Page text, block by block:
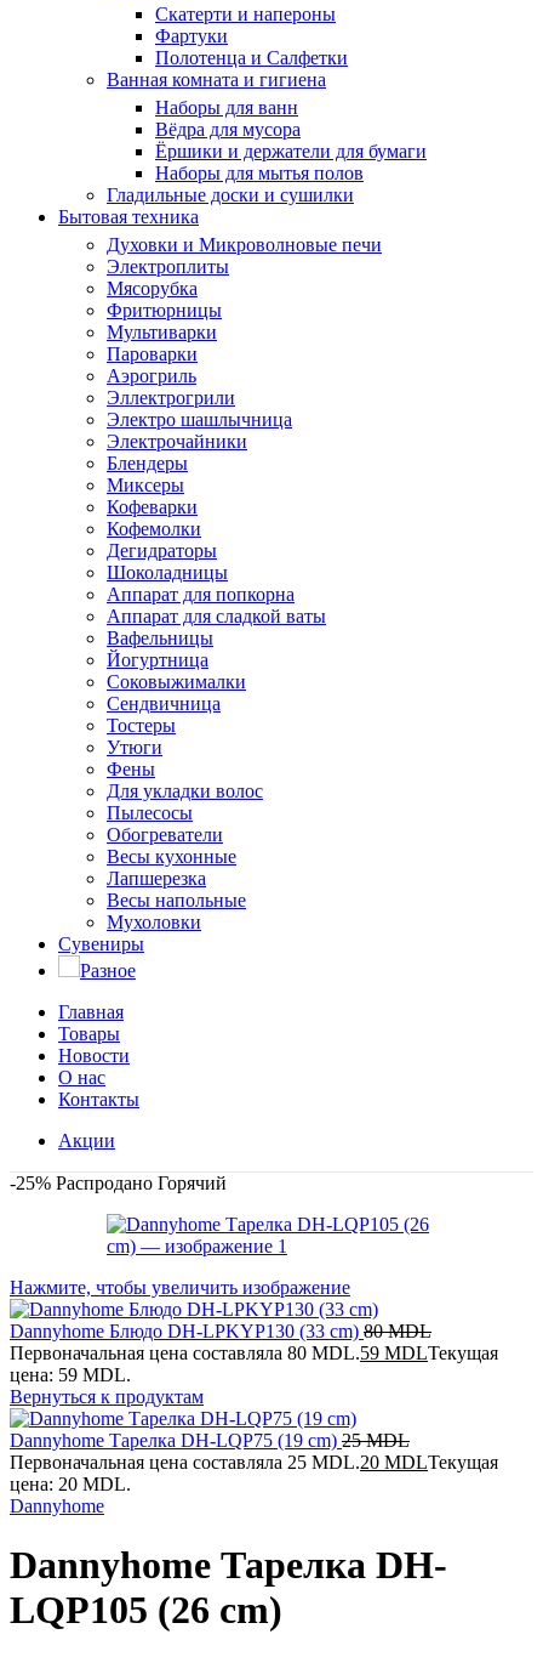
Скатерти и напероны
Фартуки
Полотенца и Салфетки
Ванная комната и гигиена
Наборы для ванн
Вёдра для мусора
Ёршики и держатели для бумаги
Наборы для мытья полов
Гладильные доски и сушилки
Бытовая техника
Духовки и Микроволновые печи
Электроплиты
Мясорубка
Фритюрницы
Мультиварки
Пароварки
Аэрогриль
Эллектрогрили
Электро шашлычница
Электрочайники
Блендеры
Миксеры
Кофеварки
Кофемолки
Дегидраторы
Шоколадницы
Аппарат для попкорна
Аппарат для сладкой ваты
Вафельницы
Йогуртница
Соковыжималки
Сендвичница
Тостеры
Утюги
Фены
Для укладки волос
Пылесосы
Обогреватели
Весы кухонные
Лапшерезка
Весы напольные
Мухоловки
Сувениры
Разное
Главная
Товары
Новости
О нас
Контакты
Акции
-25% Распродано Горячий
Нажмите, чтобы увеличить изображение
Dannyhome Блюдо DH-LPKYP130 (33 cm) 80MDL
Первоначальная цена составляла 80 MDL.59 MDLТекущая
цена: 59 MDL.
Вернуться к продуктам
Dannyhome Тарелка DH-LQP75 (19 cm) 25MDL
Первоначальная цена составляла 25 MDL.20 MDLТекущая
цена: 20 MDL.
Dannyhome
Dannyhome Тарелка DH-
LQP105 (26 cm)